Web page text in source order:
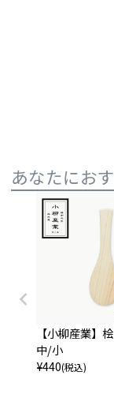
あなたにお
【小柳産業】
中/小
¥440(税込)